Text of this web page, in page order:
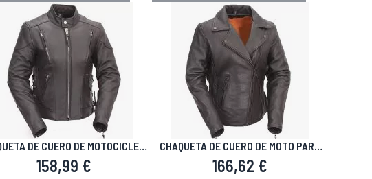
DE CUERO DE MOTOCICLETA
VINTAGE
158,99 €
CHAQUETA DE CUERO DE MOTO PARA
MUJER EN FORMA DE RELOJ DE ARENA
166,62 €